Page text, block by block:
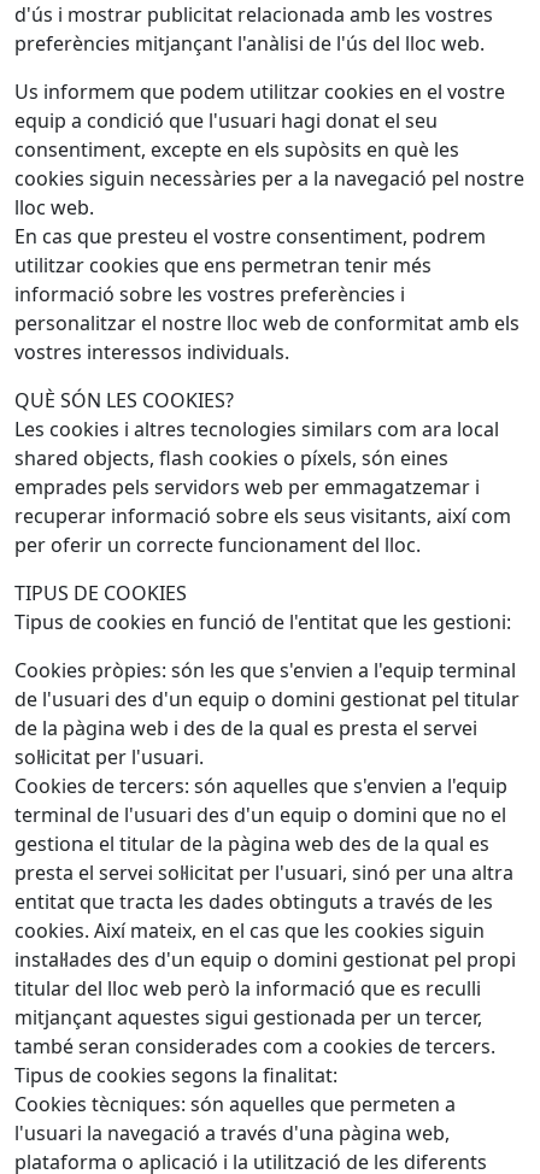
d'ús i mostrar publicitat relacionada amb les vostres
preferències mitjançant l'anàlisi de l'ús del lloc web.
Us informem que podem utilitzar cookies en el vostre
equip a condició que l'usuari hagi donat el seu
consentiment, excepte en els supòsits en què les
cookies siguin necessàries per a la navegació pel nostre
lloc web.
En cas que presteu el vostre consentiment, podrem
utilitzar cookies que ens permetran tenir més
informació sobre les vostres preferències i
personalitzar el nostre lloc web de conformitat amb els
vostres interessos individuals.
QUÈ SÓN LES COOKIES?
Les cookies i altres tecnologies similars com ara local
shared objects, flash cookies o píxels, són eines
emprades pels servidors web per emmagatzemar i
recuperar informació sobre els seus visitants, així com
per oferir un correcte funcionament del lloc.
TIPUS DE COOKIES
Tipus de cookies en funció de l'entitat que les gestioni:
Cookies pròpies: són les que s'envien a l'equip terminal
de l'usuari des d'un equip o domini gestionat pel titular
de la pàgina web i des de la qual es presta el servei
sol·licitat per l'usuari.
Cookies de tercers: són aquelles que s'envien a l'equip
terminal de l'usuari des d'un equip o domini que no el
gestiona el titular de la pàgina web des de la qual es
presta el servei sol·licitat per l'usuari, sinó per una altra
entitat que tracta les dades obtinguts a través de les
cookies. Així mateix, en el cas que les cookies siguin
instal·lades des d'un equip o domini gestionat pel propi
titular del lloc web però la informació que es reculli
mitjançant aquestes sigui gestionada per un tercer,
també seran considerades com a cookies de tercers.
Tipus de cookies segons la finalitat:
Cookies tècniques: són aquelles que permeten a
l'usuari la navegació a través d'una pàgina web,
plataforma o aplicació i la utilització de les diferents